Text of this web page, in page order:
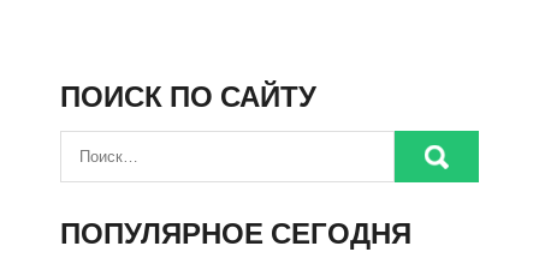
ПОИСК ПО САЙТУ
ПОПУЛЯРНОЕ СЕГОДНЯ